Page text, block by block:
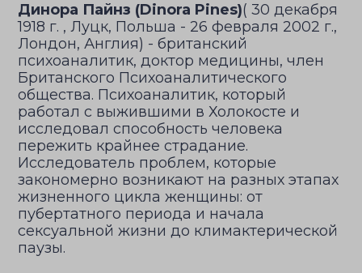
Динора Пайнз (Dinora Pines)( 30 декабря
1918 г. , Луцк, Польша - 26 февраля 2002 г.,
Лондон, Англия) - британский
психоаналитик, доктор медицины, член
Британского Психоаналитического
общества. Психоаналитик, который
работал с выжившими в Холокосте и
исследовал способность человека
пережить крайнее страдание.
Исследователь проблем, которые
закономерно возникают на разных этапах
жизненного цикла женщины: от
пубертатного периода и начала
сексуальной жизни до климактерической
паузы.